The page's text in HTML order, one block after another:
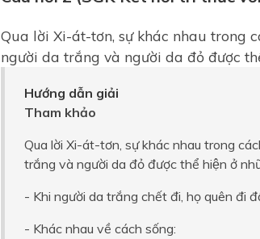
Qua lời Xi-át-tơn, sự khác nhau trong
người da trắng và người da đỏ được
Hướng dẫn giải
Tham khảo
Qua lời Xi-át-tơn, sự khác nhau trong
trắng và người da đỏ được thể hiện ở
- Khi người da trắng chết đi, họ quên đi
- Khác nhau về cách sống: